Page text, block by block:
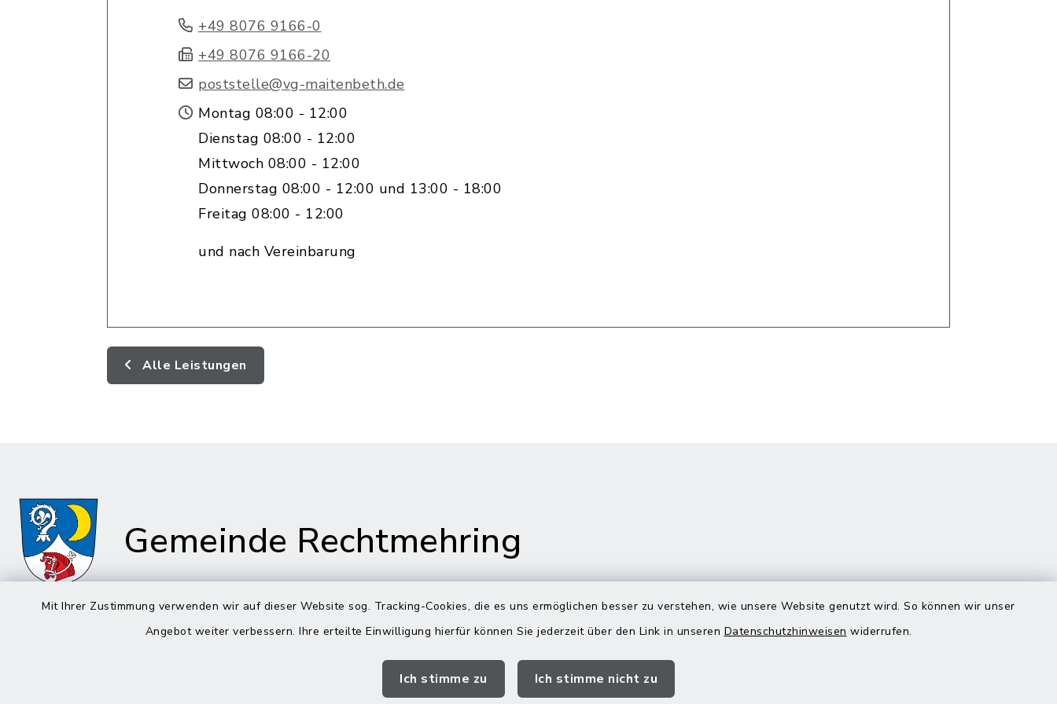
Mit Ihrer Zustimmung verwenden wir auf dieser Website sog. Tracking-Cookies, die es uns ermöglichen besser zu verstehen, wie unsere Website genutzt wird. So können wir unser
Angebot weiter verbessern. Ihre erteilte Einwilligung hierfür können Sie jederzeit über den Link in unseren Datenschutzhinweisen widerrufen.
Ich stimme zu Ich stimme nicht zu
+49 8076 9166-0
+49 8076 9166-20
poststelle@vg-maitenbeth.de
Montag 08:00 - 12:00
Dienstag 08:00 - 12:00
Mittwoch 08:00 - 12:00
Donnerstag 08:00 - 12:00 und 13:00 - 18:00
Freitag 08:00 - 12:00
und nach Vereinbarung
Alle Leistungen
Gemeinde Rechtmehring
Rathaus in Maitenbeth
Rathäuser
Quicklinks